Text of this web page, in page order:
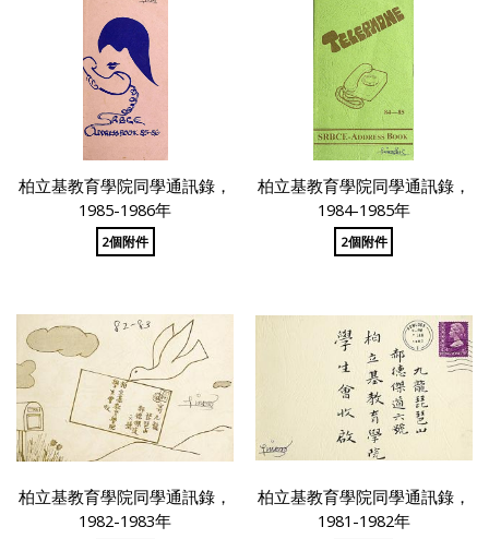
柏立基教育學院同學通訊錄，
1985-1986年
2個附件
柏立基教育學院同學通訊錄，
1984-1985年
2個附件
柏立基教育學院同學通訊錄，
1982-1983年
柏立基教育學院同學通訊錄，
1981-1982年